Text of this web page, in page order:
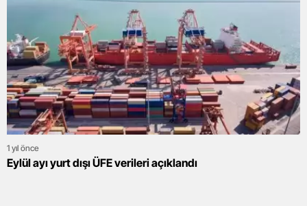
1 yıl önce
Eylül ayı yurt dışı ÜFE verileri açıklandı